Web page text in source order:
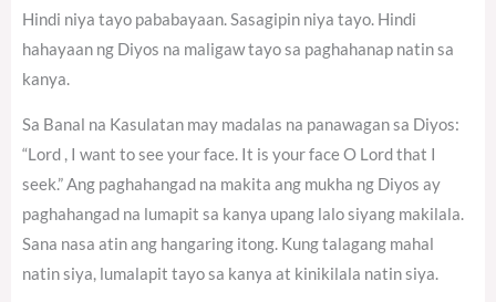
Hindi niya tayo pababayaan. Sasagipin niya tayo. Hindi
hahayaan ng Diyos na maligaw tayo sa paghahanap natin sa
kanya.
Sa Banal na Kasulatan may madalas na panawagan sa Diyos:
“Lord , I want to see your face. It is your face O Lord that I
seek.” Ang paghahangad na makita ang mukha ng Diyos ay
paghahangad na lumapit sa kanya upang lalo siyang makilala.
Sana nasa atin ang hangaring itong. Kung talagang mahal
natin siya, lumalapit tayo sa kanya at kinikilala natin siya.